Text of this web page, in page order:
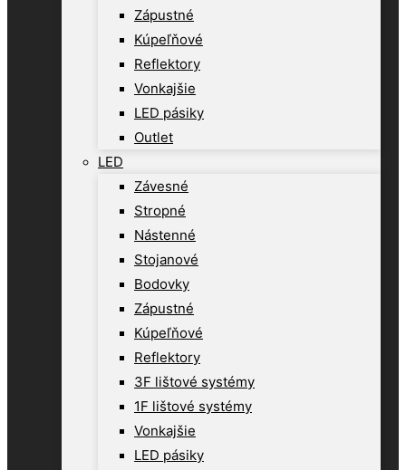
Zápustné
Kúpeľňové
Reflektory
Vonkajšie
LED pásiky
Outlet
LED
Závesné
Stropné
Nástenné
Stojanové
Bodovky
Zápustné
Kúpeľňové
Reflektory
3F lištové systémy
1F lištové systémy
Vonkajšie
LED pásiky